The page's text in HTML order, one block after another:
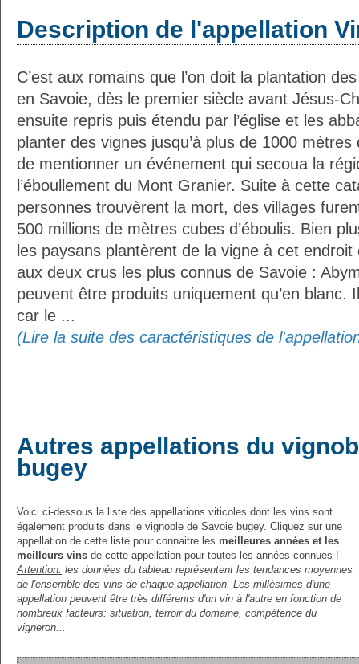
Description de l'appellation
C’est aux romains que l’on doit la plantation
en Savoie, dès le premier siècle avant Jésus-
ensuite repris puis étendu par l’église et les
planter des vignes jusqu’à plus de 1000 mètres
de mentionner un événement qui secoua la
l’éboullement du Mont Granier. Suite à cette
personnes trouvèrent la mort, des villages
500 millions de mètres cubes d’éboulis. Bien
les paysans plantèrent de la vigne à cet
aux deux crus les plus connus de Savoie :
peuvent être produits uniquement qu’en blanc.
car le ...
(Lire la suite des caractéristiques de
Autres appellations du
bugey
Voici ci-dessous la liste des appellations viticoles dont les vins sont
également produits dans le vignoble de Savoie bugey. Cliquez sur une
appellation de cette liste pour connaitre les meilleures années et les
meilleurs vins de cette appellation pour toutes les années connues !
Attention: les données du tableau représentent les tendances moyennes
de l'ensemble des vins de chaque appellation. Les millésimes d'une
appellation peuvent être très différents d'un vin à l'autre en fonction de
nombreux facteurs: situation, terroir du domaine, compétence du
vigneron...